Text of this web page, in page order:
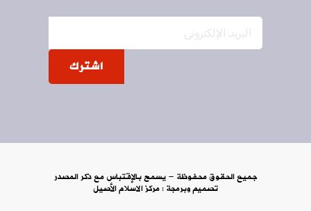
اشترك
جميع الحقوق محفوظة - يسمح بالإقتباس مع ذكر المصدر
تصميم وبرمجة :مركز الاسلام الأصيل